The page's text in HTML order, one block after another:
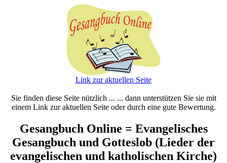
Link zur aktuellen Seite
Sie finden diese Seite nützlich ... ... dann unterstützen Sie sie mit
einem Link zur aktuellen Seite oder durch eine gute Bewertung.
Gesangbuch Online = Evangelisches
Gesangbuch und Gotteslob (Lieder der
evangelischen und katholischen Kirche)